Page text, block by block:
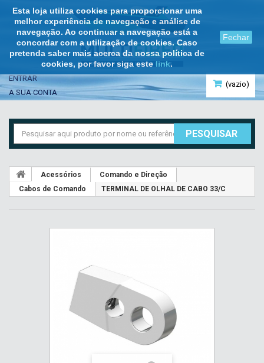
Esta loja utiliza cookies para proporcionar uma
melhor experiência de navegação e análise de
navegação. Ao continuar a navegação está a
concordar com a utilização de cookies. Caso
pretenda saber mais acerca da nossa política de
cookies, por favor siga este link.
Fechar
(vazio)
ENTRAR
A SUA CONTA
PESQUISAR
Acessórios
Comando e Direção
Cabos de Comando
TERMINAL DE OLHAL DE CABO 33/C